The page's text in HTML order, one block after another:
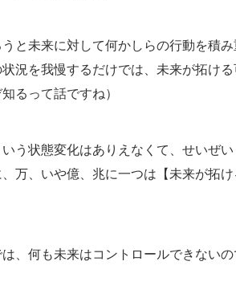
と未来に対して何かしらの行動を積み
況を我慢するだけでは、未来が拓ける
るって話ですね）
う状態変化はありえなくて、せいぜ
万、いや億、兆に一つは【未来が拓
、何も未来はコントロールできない